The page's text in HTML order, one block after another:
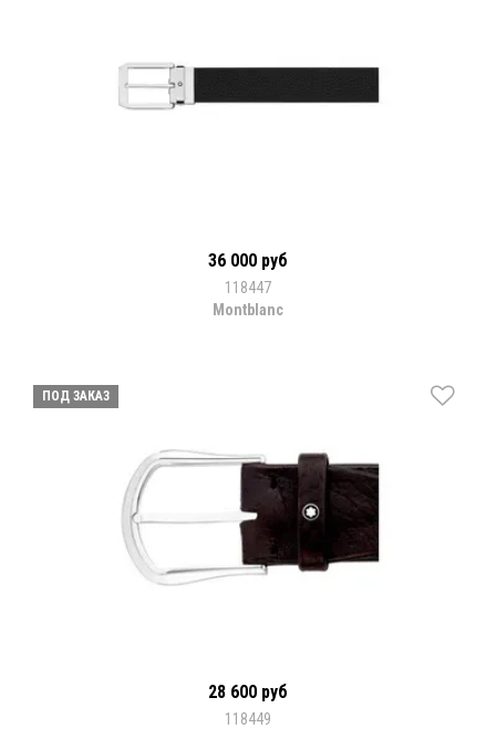
36 000 руб
118447
Montblanc
ПОД ЗАКАЗ
28 600 руб
118449